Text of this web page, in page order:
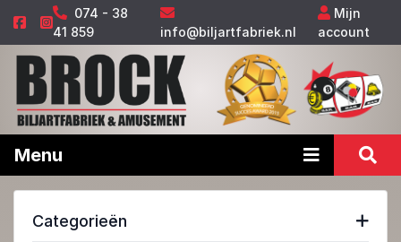
074 - 38
41 859
info@biljartfabriek.nl
Mijn
account
Menu
Categorieën